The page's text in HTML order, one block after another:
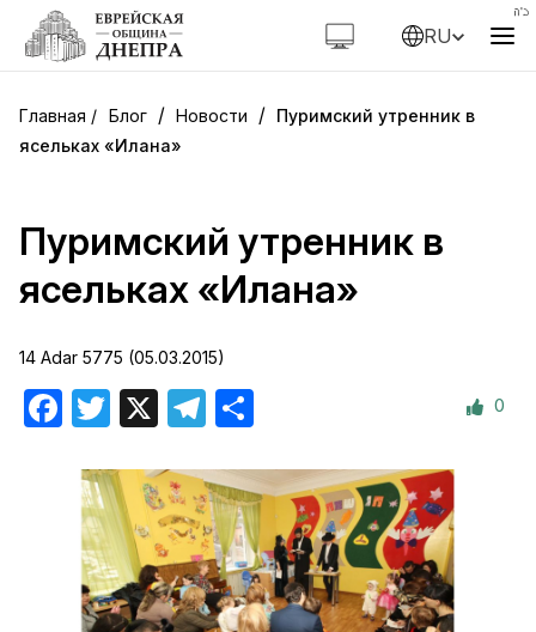
RU
Блог / Новости / Пуримский утренник в
ясельках «Илана»
Пуримский утренник в
ясельках «Илана»
14 Adar 5775 (05.03.2015)
Facebook
Twitter Telegram 0